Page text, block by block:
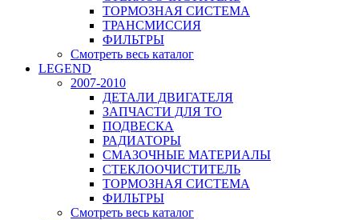
ТОРМОЗНАЯ СИСТЕМА
ТРАНСМИССИЯ
ФИЛЬТРЫ
Смотреть весь каталог
LEGEND
2007-2010
ДЕТАЛИ ДВИГАТЕЛЯ
ЗАПЧАСТИ ДЛЯ ТО
ПОДВЕСКА
РАДИАТОРЫ
СМАЗОЧНЫЕ МАТЕРИАЛЫ
СТЕКЛООЧИСТИТЕЛЬ
ТОРМОЗНАЯ СИСТЕМА
ФИЛЬТРЫ
Смотреть весь каталог